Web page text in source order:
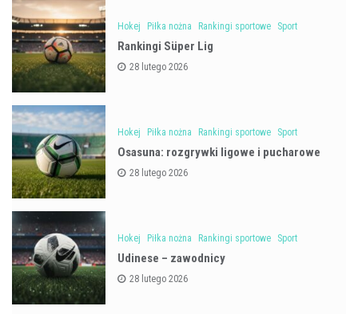
Hokej Piłka nożna Rankingi sportowe Sport
Rankingi Süper Lig
28 lutego 2026
Hokej Piłka nożna Rankingi sportowe Sport
Osasuna: rozgrywki ligowe i pucharowe
28 lutego 2026
Hokej Piłka nożna Rankingi sportowe Sport
Udinese – zawodnicy
28 lutego 2026